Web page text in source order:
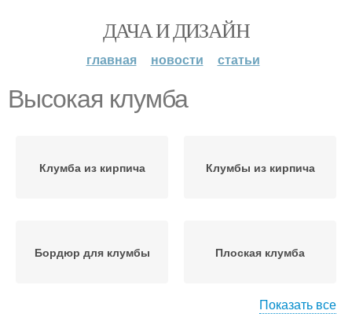
ДАЧА И ДИЗАЙН
главная новости статьи
Высокая клумба
Клумба из кирпича Клумбы из кирпича
Бордюр для клумбы Плоская клумба
Показать все